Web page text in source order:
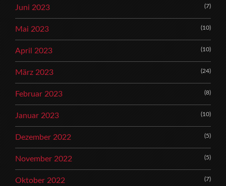
Juni 2023 (7)
Mai 2023 (10)
April 2023 (10)
März 2023 (24)
Februar 2023 (8)
Januar 2023 (10)
Dezember 2022 (5)
November 2022 (5)
Oktober 2022 (7)